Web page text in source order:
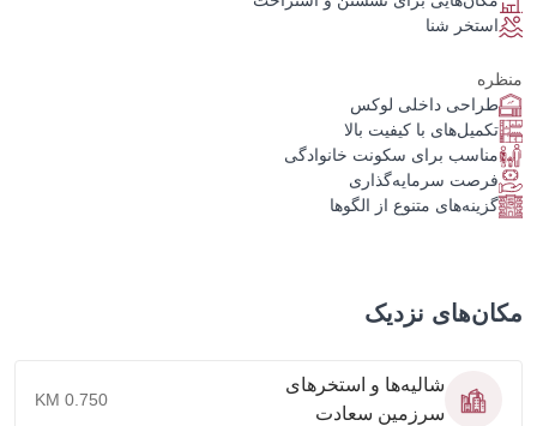
استخر شنا
منظره
طراحی داخلی لوکس
تکمیل‌های با کیفیت بالا
مناسب برای سکونت خانوادگی
فرصت سرمایه‌گذاری
گزینه‌های متنوع از الگوها
مکان‌های نزدیک
شاليه‌ها و استخرهای
سرزمین سعادت
0.750 KM